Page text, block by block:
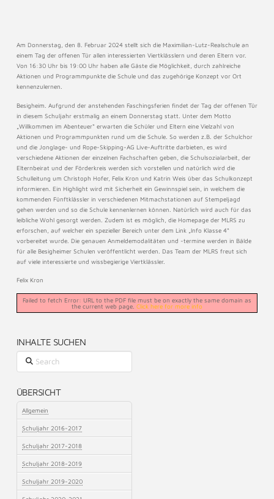
Am Donnerstag, den 8. Februar 2024 stellt sich die Maximilian-Lutz-Realschule an
einem Tag der offenen Tür allen interessierten Viertklässlern und deren Eltern vor.
Von 16:30 Uhr bis 19:00 Uhr haben alle Gäste die Möglichkeit, durch zahlreiche
Aktionen und Programmpunkte die Schule und das zugehörige Konzept vor Ort
kennenzulernen.
Besigheim. Aufgrund der anstehenden Faschingsferien findet der Tag der offenen Tür
in diesem Schuljahr erstmalig an einem Donnerstag statt. Unter dem Motto
„Willkommen im Abenteuer“ erwarten die Schüler und Eltern eine Vielzahl von
Aktionen und Programmpunkten rund um die Schule. So werden z.B. der Schulchor
und die Jonglage- und Rope-Skipping-AG Live-Auftritte darbieten, es wird
verschiedene Aktionen der einzelnen Fachschaften geben, die Schulsozialarbeit, der
Elternbeirat und der Förderkreis werden sich vorstellen und natürlich wird die
Schulleitung um Christoph Hofer, Felix Kron und Katrin Weis über das Schulkonzept
informieren. Ein Highlight wird mit Sicherheit ein Gewinnspiel sein, in welchem die
kommenden Fünftklässler in verschiedenen Mitmachstationen auf Stempeljagd
gehen werden und so die Schule kennenlernen können. Natürlich wird auch für das
leibliche Wohl gesorgt werden. Zudem ist es möglich, die Homepage der MLRS zu
erforschen, auf welcher ein spezieller Bereich unter dem Link „Info Klasse 4“
vorbereitet wurde. Die genauen Anmeldemodalitäten und -termine werden in Bälde
für alle Besigheimer Schulen veröffentlicht werden. Das Team der MLRS freut sich
auf viele interessierte und wissbegierige Viertklässler.
Felix Kron
Failed to fetch Error: URL to the PDF file must be on exactly the same domain as
the current web page. Click here for more info
INHALTE SUCHEN
ÜBERSICHT
Allgemein
Schuljahr 2016-2017
Schuljahr 2017-2018
Schuljahr 2018-2019
Schuljahr 2019-2020